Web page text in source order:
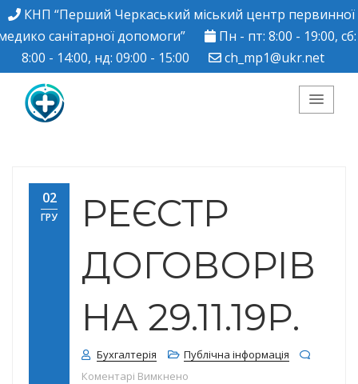
КНП “Перший Черкаський міський центр первинної
санітарної допомоги”
Пн - пт: 8:00 - 19:00, сб:
8:00 - 14:00, нд: 09:00 - 15:00
ch_mp1@ukr.net
Черкаський міський
центр ПМСД"
02
ГРУ
РЕЄСТР
ДОГОВОРІВ
НА 29.11.19Р.
Бухгалтерія
Публічна інформація
Коментарі Вимкнено